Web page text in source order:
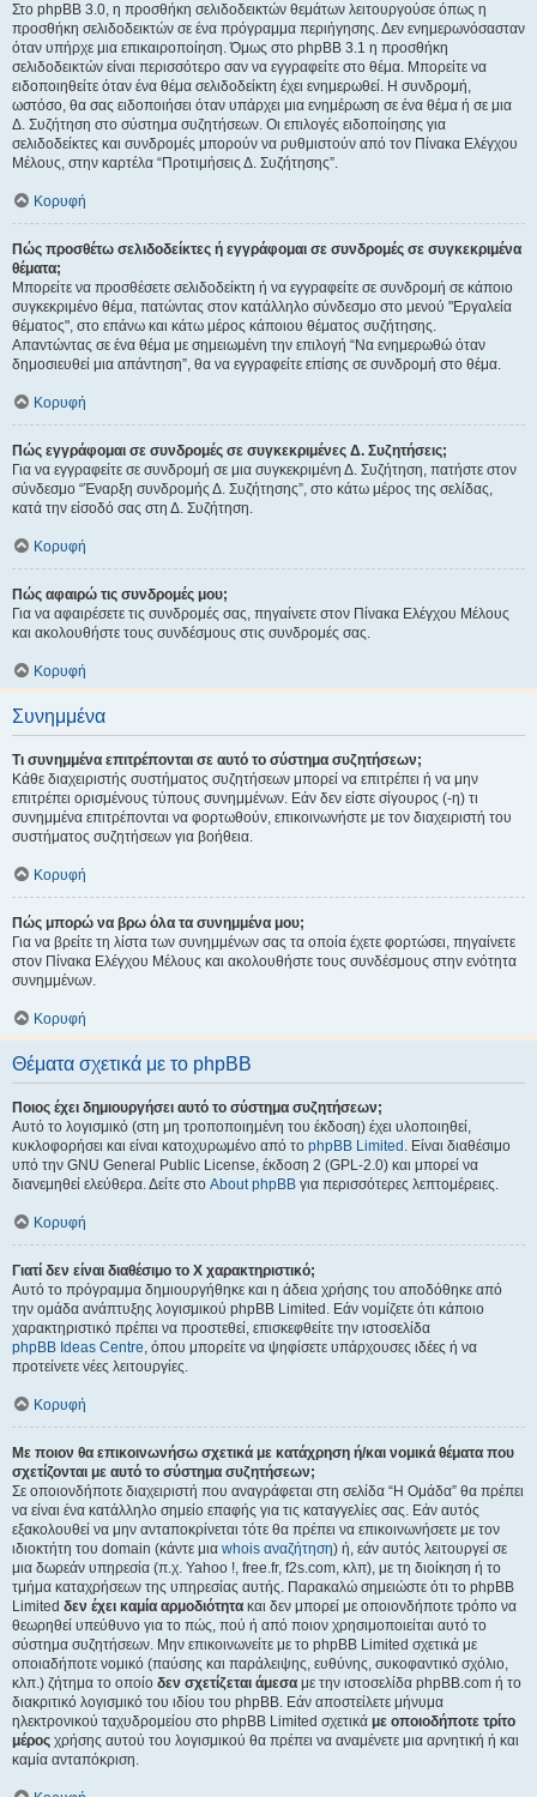
Στο phpBB 3.0, η προσθήκη σελιδοδεικτών θεμάτων λειτουργούσε όπως η
προσθήκη σελιδοδεικτών σε ένα πρόγραμμα περιήγησης. Δεν ενημερωνόσασταν
όταν υπήρχε μια επικαιροποίηση. Όμως στο phpBB 3.1 η προσθήκη
σελιδοδεικτών είναι περισσότερο σαν να εγγραφείτε στο θέμα. Μπορείτε να
ειδοποιηθείτε όταν ένα θέμα σελιδοδείκτη έχει ενημερωθεί. Η συνδρομή,
ωστόσο, θα σας ειδοποιήσει όταν υπάρχει μια ενημέρωση σε ένα θέμα ή σε μια
Δ. Συζήτηση στο σύστημα συζητήσεων. Οι επιλογές ειδοποίησης για
σελιδοδείκτες και συνδρομές μπορούν να ρυθμιστούν από τον Πίνακα Ελέγχου
Μέλους, στην καρτέλα “Προτιμήσεις Δ. Συζήτησης”.
Κορυφή
Πώς προσθέτω σελιδοδείκτες ή εγγράφομαι σε συνδρομές σε συγκεκριμένα
θέματα;
Μπορείτε να προσθέσετε σελιδοδείκτη ή να εγγραφείτε σε συνδρομή σε κάποιο
συγκεκριμένο θέμα, πατώντας στον κατάλληλο σύνδεσμο στο μενού "Εργαλεία
θέματος", στο επάνω και κάτω μέρος κάποιου θέματος συζήτησης.
Απαντώντας σε ένα θέμα με σημειωμένη την επιλογή “Να ενημερωθώ όταν
δημοσιευθεί μια απάντηση”, θα να εγγραφείτε επίσης σε συνδρομή στο θέμα.
Κορυφή
Πώς εγγράφομαι σε συνδρομές σε συγκεκριμένες Δ. Συζητήσεις;
Για να εγγραφείτε σε συνδρομή σε μια συγκεκριμένη Δ. Συζήτηση, πατήστε στον
σύνδεσμο “Έναρξη συνδρομής Δ. Συζήτησης”, στο κάτω μέρος της σελίδας,
κατά την είσοδό σας στη Δ. Συζήτηση.
Κορυφή
Πώς αφαιρώ τις συνδρομές μου;
Για να αφαιρέσετε τις συνδρομές σας, πηγαίνετε στον Πίνακα Ελέγχου Μέλους
και ακολουθήστε τους συνδέσμους στις συνδρομές σας.
Κορυφή
Συνημμένα
Τι συνημμένα επιτρέπονται σε αυτό το σύστημα συζητήσεων;
Κάθε διαχειριστής συστήματος συζητήσεων μπορεί να επιτρέπει ή να μην
επιτρέπει ορισμένους τύπους συνημμένων. Εάν δεν είστε σίγουρος (-η) τι
συνημμένα επιτρέπονται να φορτωθούν, επικοινωνήστε με τον διαχειριστή του
συστήματος συζητήσεων για βοήθεια.
Κορυφή
Πώς μπορώ να βρω όλα τα συνημμένα μου;
Για να βρείτε τη λίστα των συνημμένων σας τα οποία έχετε φορτώσει, πηγαίνετε
στον Πίνακα Ελέγχου Μέλους και ακολουθήστε τους συνδέσμους στην ενότητα
συνημμένων.
Κορυφή
Θέματα σχετικά με το phpBB
Ποιος έχει δημιουργήσει αυτό το σύστημα συζητήσεων;
Αυτό το λογισμικό (στη μη τροποποιημένη του έκδοση) έχει υλοποιηθεί,
κυκλοφορήσει και είναι κατοχυρωμένο από το phpBB Limited . Είναι διαθέσιμο
υπό την GNU General Public License, έκδοση 2 (GPL-2.0) και μπορεί να
διανεμηθεί ελεύθερα. Δείτε στο About phpBB για περισσότερες λεπτομέρειες.
Κορυφή
Γιατί δεν είναι διαθέσιμο το Χ χαρακτηριστικό;
Αυτό το πρόγραμμα δημιουργήθηκε και η άδεια χρήσης του αποδόθηκε από
την ομάδα ανάπτυξης λογισμικού phpBB Limited. Εάν νομίζετε ότι κάποιο
χαρακτηριστικό πρέπει να προστεθεί, επισκεφθείτε την ιστοσελίδα
phpBB Ideas Centre, όπου μπορείτε να ψηφίσετε υπάρχουσες ιδέες ή να
προτείνετε νέες λειτουργίες.
Κορυφή
Με ποιον θα επικοινωνήσω σχετικά με κατάχρηση ή/και νομικά θέματα που
σχετίζονται με αυτό το σύστημα συζητήσεων;
Σε οποιονδήποτε διαχειριστή που αναγράφεται στη σελίδα “Η Ομάδα” θα πρέπει
να είναι ένα κατάλληλο σημείο επαφής για τις καταγγελίες σας. Εάν αυτός
εξακολουθεί να μην ανταποκρίνεται τότε θα πρέπει να επικοινωνήσετε με τον
ιδιοκτήτη του domain (κάντε μια whois αναζήτηση) ή, εάν αυτός λειτουργεί σε
μια δωρεάν υπηρεσία (π.χ. Yahoo !, free.fr, f2s.com, κλπ), με τη διοίκηση ή το
τμήμα καταχρήσεων της υπηρεσίας αυτής. Παρακαλώ σημειώστε ότι το phpBB
Limited δεν έχει καμία αρμοδιότητα και δεν μπορεί με οποιονδήποτε τρόπο να
θεωρηθεί υπεύθυνο για το πώς, πού ή από ποιον χρησιμοποιείται αυτό το
σύστημα συζητήσεων. Μην επικοινωνείτε με το phpBB Limited σχετικά με
οποιαδήποτε νομικό (παύσης και παράλειψης, ευθύνης, συκοφαντικό σχόλιο,
κλπ.) ζήτημα το οποίο δεν σχετίζεται άμεσα με την ιστοσελίδα phpBB.com ή το
διακριτικό λογισμικό του ιδίου του phpBB. Εάν αποστείλετε μήνυμα
ηλεκτρονικού ταχυδρομείου στο phpBB Limited σχετικά με οποιοδήποτε τρίτο
μέρος χρήσης αυτού του λογισμικού θα πρέπει να αναμένετε μια αρνητική ή και
καμία ανταπόκριση.